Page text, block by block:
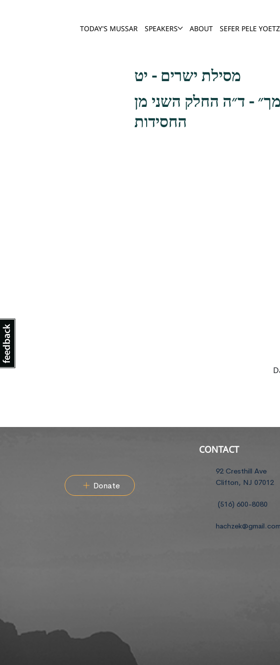
TODAY'S MUSSAR SPEAKERS ABOUT SEFER PELE YOETZ
מסילת ישרים - יט
- ד״ה החלק השני מן
החסידות
Donate
CONTACT
92 Cresthill Ave
Clifton, NJ 07012
(516) 600-8080
hachzek@gmail.com